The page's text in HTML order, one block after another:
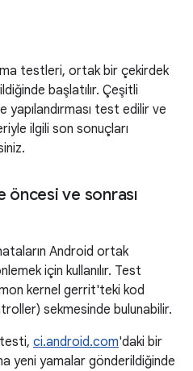
testleri, ortak bir çekirdek
başlatılır. Çeşitli
test edilir ve
ilgili son sonuçları
ve sonrası
Android ortak
için kullanılır. Test
kernel gerrit'teki kod
sekmesinde bulunabilir.
ci.android.com'daki bir
yeni yamalar gönderildiğinde